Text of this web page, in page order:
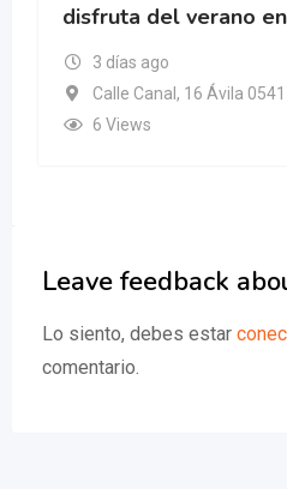
disfruta del verano
3 días ago
Calle Canal, 16 Ávila
6 Views
Leave feedback
Lo siento, debes estar
comentario.